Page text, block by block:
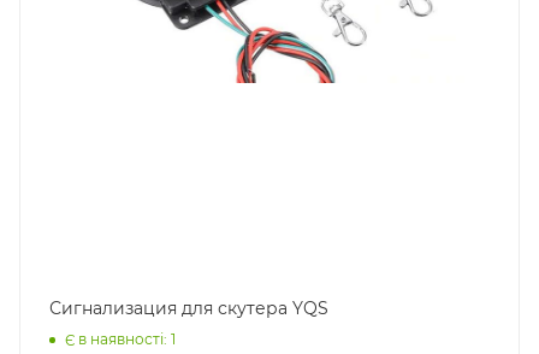
Сигнализация для скутера YQS
Є в наявності: 1